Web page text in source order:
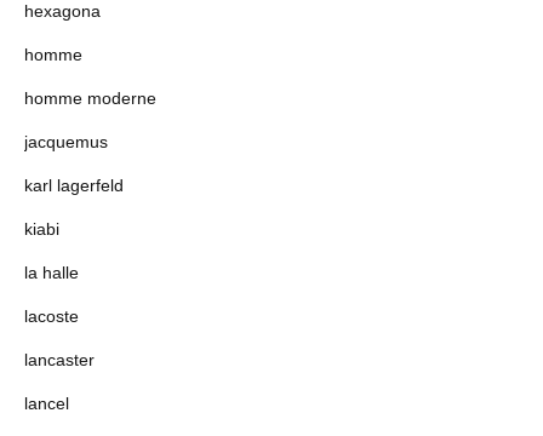
hexagona
homme
homme moderne
jacquemus
karl lagerfeld
kiabi
la halle
lacoste
lancaster
lancel